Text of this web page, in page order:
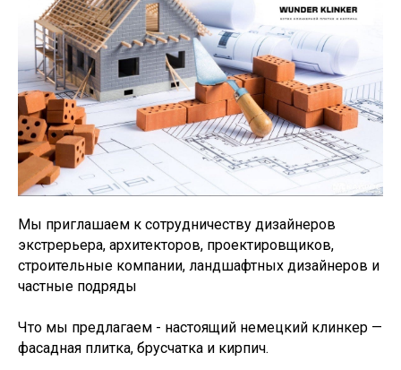
Мы приглашаем к сотрудничеству дизайнеров
экстрерьера, архитекторов, проектировщиков,
строительные компании, ландшафтных дизайнеров и
частные подряды
Что мы предлагаем - настоящий немецкий клинкер —
фасадная плитка, брусчатка и кирпич.